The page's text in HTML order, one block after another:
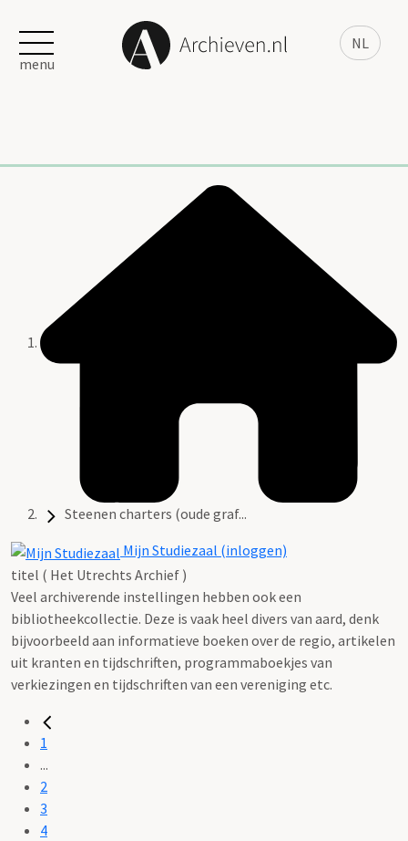
NL
menu
Steenen charters (oude graf...
Mijn Studiezaal (inloggen)
titel ( Het Utrechts Archief )
Veel archiverende instellingen hebben ook een
bibliotheekcollectie. Deze is vaak heel divers van aard, denk
bijvoorbeeld aan informatieve boeken over de regio, artikelen
uit kranten en tijdschriften, programmaboekjes van
verkiezingen en tijdschriften van een vereniging etc.
1
...
2
3
4